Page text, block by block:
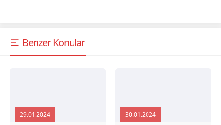
Benzer Konular
29.01.2024 30.01.2024